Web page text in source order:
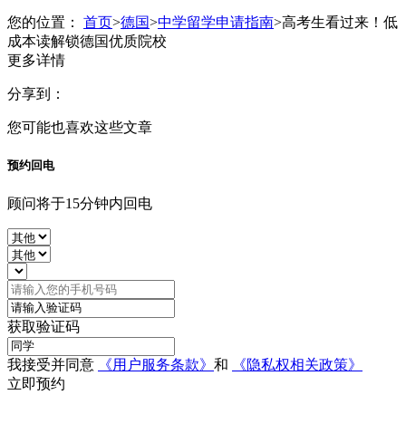
您的位置： 首页>德国>中学留学申请指南>高考生看过来！低
成本读解锁德国优质院校
更多详情
分享到：
您可能也喜欢这些文章
预约回电
顾问将于15分钟内回电
获取验证码
我接受并同意 《用户服务条款》 和
《隐私权相关政策》
立即预约